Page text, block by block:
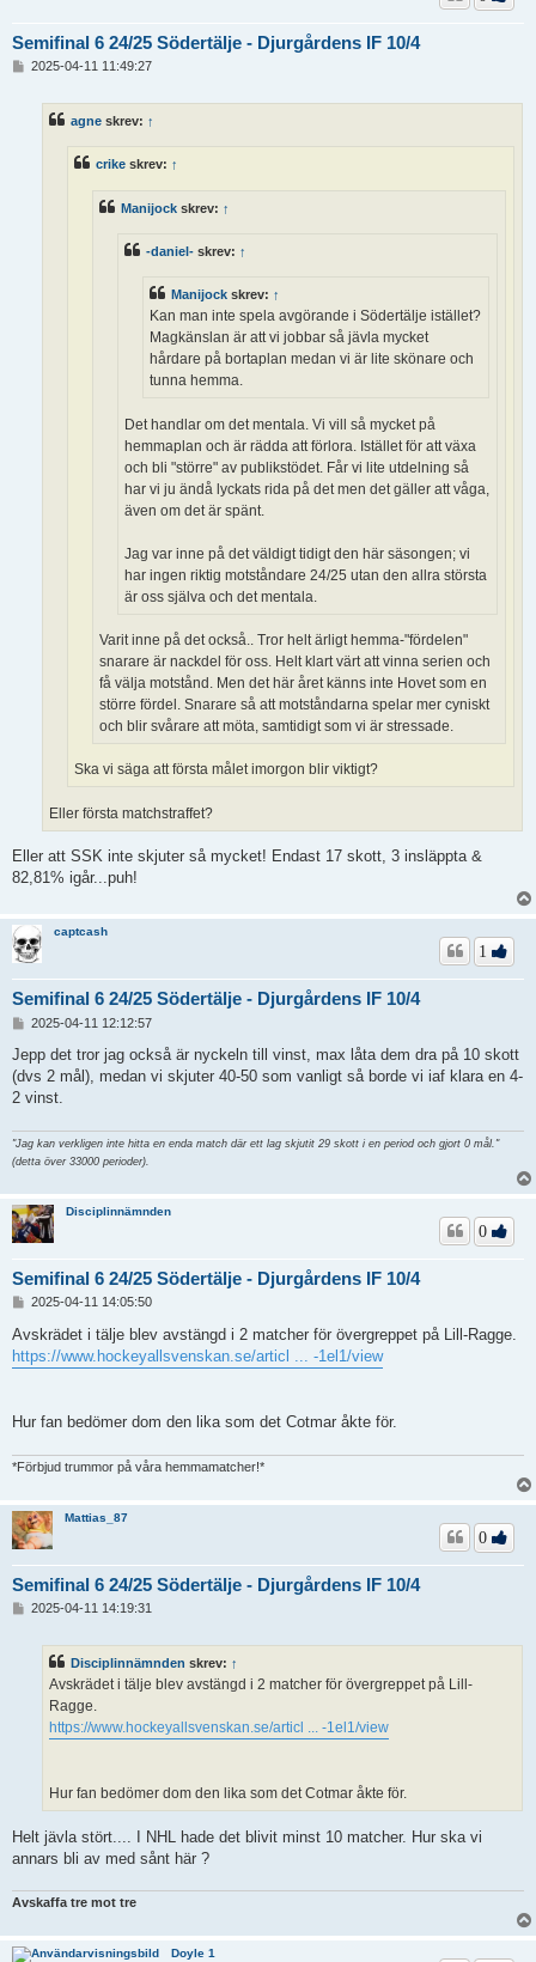
Semifinal 6 24/25 Södertälje - Djurgårdens IF 10/4
2025-04-11 11:49:27
agne skrev: ↑
crike skrev: ↑
Manijock skrev: ↑
-daniel- skrev: ↑
Manijock skrev: ↑
Kan man inte spela avgörande i Södertälje istället?
Magkänslan är att vi jobbar så jävla mycket
hårdare på bortaplan medan vi är lite skönare och
tunna hemma.
Det handlar om det mentala. Vi vill så mycket på
hemmaplan och är rädda att förlora. Istället för att växa
och bli "större" av publikstödet. Får vi lite utdelning så
har vi ju ändå lyckats rida på det men det gäller att våga,
även om det är spänt.
Jag var inne på det väldigt tidigt den här säsongen; vi
har ingen riktig motståndare 24/25 utan den allra största
är oss själva och det mentala.
Varit inne på det också.. Tror helt ärligt hemma-"fördelen"
snarare är nackdel för oss. Helt klart värt att vinna serien och
få välja motstånd. Men det här året känns inte Hovet som en
större fördel. Snarare så att motståndarna spelar mer cyniskt
och blir svårare att möta, samtidigt som vi är stressade.
Ska vi säga att första målet imorgon blir viktigt?
Eller första matchstraffet?
Eller att SSK inte skjuter så mycket! Endast 17 skott, 3 insläppta &
82,81% igår...puh!
captcash
Semifinal 6 24/25 Södertälje - Djurgårdens IF 10/4
1
l
ä
g
g
2025-04-11 12:12:57
Jepp det tror jag också är nyckeln till vinst, max låta dem dra på 10 skott
(dvs 2 mål), medan vi skjuter 40-50 som vanligt så borde vi iaf klara en 4-
2 vinst.
"Jag kan verkligen inte hitta en enda match där ett lag skjutit 29 skott i en period och gjort 0 mål."
(detta över 33000 perioder).
Disciplinnämnden
Semifinal 6 24/25 Södertälje - Djurgårdens IF 10/4
0
l
ä
g
2025-04-11 14:05:50
Avskrädet i tälje blev avstängd i 2 matcher för övergreppet på Lill-Ragge.
https://www.hockeyallsvenskan.se/articl ... -1el1/view
Hur fan bedömer dom den lika som det Cotmar åkte för.
*Förbjud trummor på våra hemmamatcher!*
Mattias_87
Semifinal 6 24/25 Södertälje - Djurgårdens IF 10/4
0
2025-04-11 14:19:31
Disciplinnämnden skrev: ↑
Avskrädet i tälje blev avstängd i 2 matcher för övergreppet på Lill-
Ragge.
https://www.hockeyallsvenskan.se/articl ... -1el1/view
Hur fan bedömer dom den lika som det Cotmar åkte för.
Helt jävla stört.... I NHL hade det blivit minst 10 matcher. Hur ska vi
annars bli av med sånt här ?
Avskaffa tre mot tre
Doyle 1